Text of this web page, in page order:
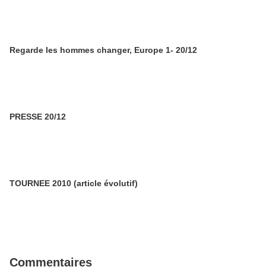
Regarde les hommes changer, Europe 1- 20/12
PRESSE 20/12
TOURNEE 2010 (article évolutif)
Commentaires